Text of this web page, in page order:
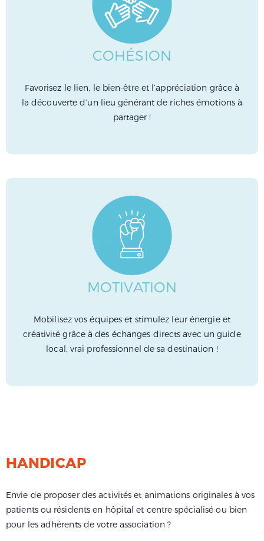
COHÉSION
Favorisez le lien, le bien-être et l’appréciation grâce à
la découverte d’un lieu générant de riches émotions à
partager !
MOTIVATION
Mobilisez vos équipes et stimulez leur énergie et
créativité grâce à des échanges directs avec un guide
local, vrai professionnel de sa destination !
HANDICAP
Envie de proposer des activités et animations originales à vos
patients ou résidents en hôpital et centre spécialisé ou bien
pour les adhérents de votre association ?